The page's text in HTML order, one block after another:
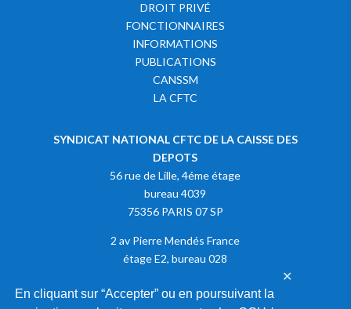
En cliquant sur “Accepter” ou en poursuivant la
✕
DROIT PRIVÉ
FONCTIONNAIRES
INFORMATIONS
PUBLICATIONS
CANSSM
LA CFTC
SYNDICAT NATIONAL CFTC DE LA CAISSE DES
DEPOTS
56 rue de Lille, 4éme étage
bureau 4039
75356 PARIS 07 SP
2 av Pierre Mendés France
étage E2, bureau 028